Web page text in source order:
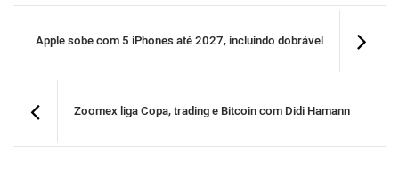
Apple sobe com 5 iPhones até 2027, incluindo dobrável
Zoomex liga Copa, trading e Bitcoin com Didi Hamann